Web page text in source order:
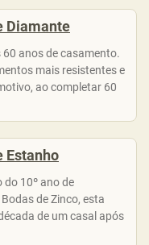
Diamante
anos de casamento.
mais resistentes e
ao completar 60
Estanho
do 10º ano de
de Zinco, esta
de um casal após